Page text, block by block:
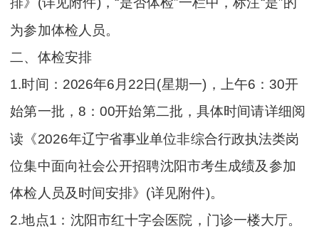
为参加体检人员。
二、体检安排
1.时间：2026年6月22日(星期一)，上午6：30开
始第一批，8：00开始第二批，具体时间请详细阅
读《2026年辽宁省事业单位非综合行政执法类岗
位集中面向社会公开招聘沈阳市考生成绩及参加
体检人员及时间安排》(详见附件)。
2.地点1：沈阳市红十字会医院，门诊一楼大厅。